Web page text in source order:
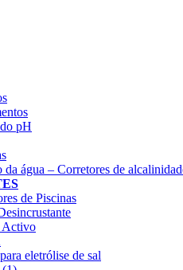
pH
água – Corretores de
de Piscinas
Activo
eletrólise de sal